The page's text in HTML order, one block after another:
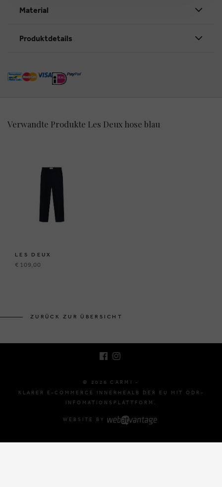
Material
Produktdetails
Verwandte Produkte Les Deux hose blau
LES DEUX
€ 109,00
ZURÜCK ZUR ÜBERSICHT
© 2026 CARMI -
KLARER E-COMMERCE INNERHEALB DER EU MIT ODR-
INFOMATIONSPLATTFORM.
WEBSITE BY